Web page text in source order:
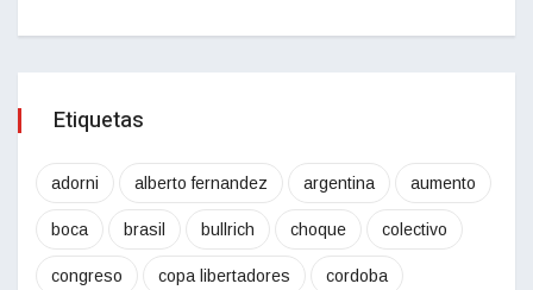
Etiquetas
adorni alberto fernandez argentina aumento
boca brasil bullrich choque colectivo
congreso copa libertadores cordoba